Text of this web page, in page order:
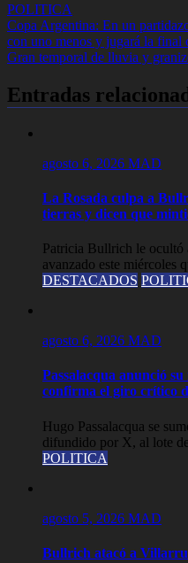
POLITICA
Navegación
de
Copa Argentina: En un
con uno menos y jugará la final
Gran temporal de lluvia y
Entradas
agosto 6, 2026 MAD
La Rosada culpa a
tierras y dicen que
Patricia Bullrich le ocultó
avanzado este miércoles
DESTACADOS
agosto 6, 2026 MAD
Passalacqua anunció
confirma el giro crítico
Hugo Passalacqua se
difundido por X, al lote
POLITICA
agosto 5, 2026 MAD
Bullrich atacó a